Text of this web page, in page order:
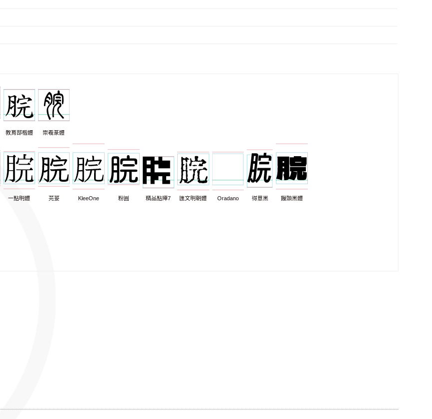
教育部楷體 崇羲篆體
一點明體 芫荽 KleeOne 粉圓 精品點陣7 匯文明朝體 Oradano 得意黑 饅頭黑體